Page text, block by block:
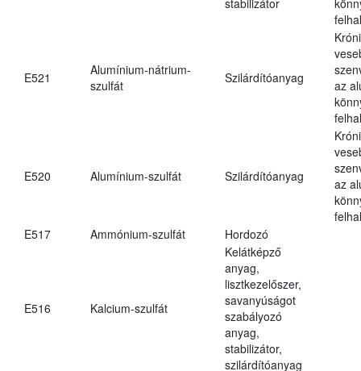
E521
Alumínium-nátrium-
szulfát
Szilárdítóanyag
az
E520 Alumínium-szulfát Szilárdítóanyag
az
E517
Ammónium-szulfát Hordozó
E516 Kalcium-szulfát
Kelátképző
anyag,
lisztkezelőszer,
savanyúságot
szabályozó
anyag,
stabilizátor,
szilárdítóanyag